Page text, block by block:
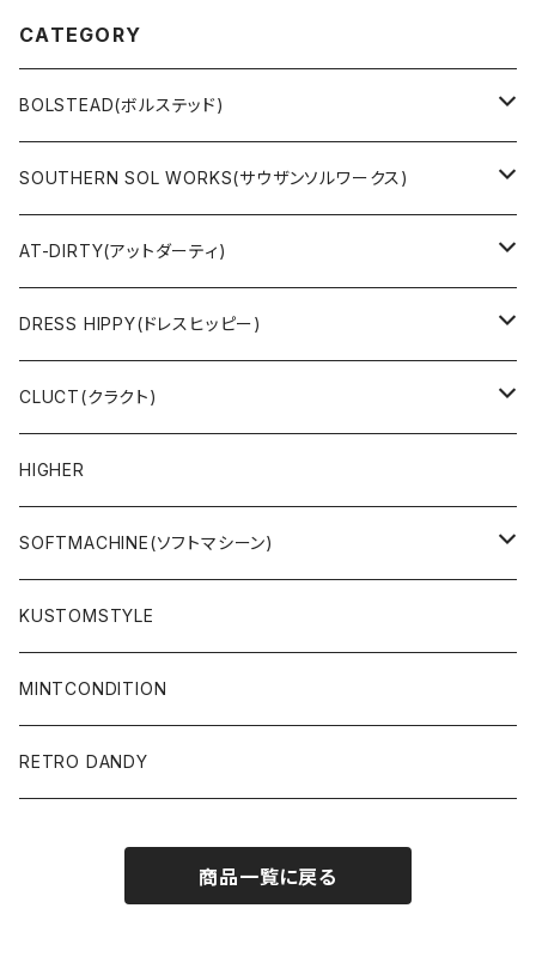
CATEGORY
BOLSTEAD(ボルステッド)
JACKET
SWEAT & HOODIE
L/S & S/S SHIRT
L/S & S/S TEE
PANTS
CAP
ACCESSORY
SALE
SOUTHERN SOL WORKS(サウザンソルワークス)
SWEAT & HOODIE
L/S & S/S TEE
AT-DIRTY(アットダーティ)
JACKET
SWEAT & HOODIE
PANTS
ACCESSORY
DRESS HIPPY(ドレスヒッピー)
L/S & S/S T-SHIRT
L/S & S/S SHIRT
CLUCT(クラクト)
JACKET
SWEAT & HOODIE
L/S & S/S T-SHIRT
L/S & S/S SHIRT
CAP & HAT
ACCESSORY
HIGHER
SOFTMACHINE(ソフトマシーン)
L/S & S/S TEE
PANTS
SUNGLASSES
KUSTOMSTYLE
MINTCONDITION
RETRO DANDY
商品一覧に戻る